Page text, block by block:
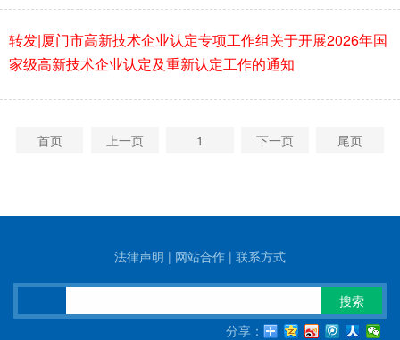
转发|厦门市高新技术企业认定专项工作组关于开展2026年国
家级高新技术企业认定及重新认定工作的通知
首页 上一页 1 下一页 尾页
法律声明 | 网站合作 | 联系方式
搜索
分享：